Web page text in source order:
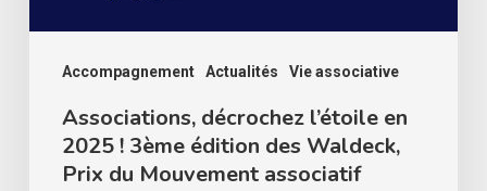
Accompagnement Actualités Vie associative
des
Waldeck,
Mouvement
Associations, décrochez l’étoile en
2025 ! 3ème édition des Waldeck,
Prix du Mouvement associatif